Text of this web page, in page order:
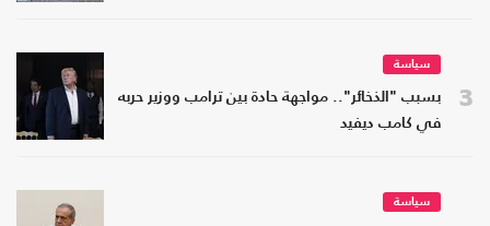
3
سياسة
بسبب "الذخائر".. مواجهة حادة بين ترامب ووزير حربه
في كامب ديفيد
سياسة